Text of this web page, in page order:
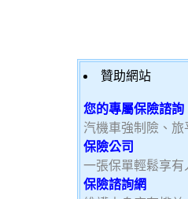
贊助網站
您的專屬保險諮詢
汽機車強制險、
保險公司
一張保單輕鬆享
保險諮詢網